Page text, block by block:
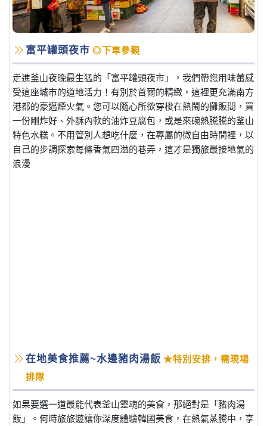
富平罐頭夜市 ◎下車參觀
走進釜山夜晚最生猛的「富平罐頭夜市」，我們帶您用味蕾感
受這座城市的道地活力！有別於首爾的精緻，這裡更充滿南方
港都的豪邁煙火氣。您可以隨心所欲穿梭在熱鬧的攤販間，買
一份剛炸好、外酥內軟的油炸豆腐包，或是來碗熱騰騰的釜山
特色水糕。不用管別人想吃什麼，在專屬的微自由時間裡，以
自己的步調探索每條香氣四溢的巷弄，這才是獨旅最接地氣的
浪漫
在地美食推薦~水邊豬肉湯飯 ★特別安排，需現場
排隊
如果要選一道最能代表釜山靈魂的美食，那絕對是「豬肉湯
飯」。何時旅旅遊讓你深度體驗韓國美食，在熱氣蒸騰中，享